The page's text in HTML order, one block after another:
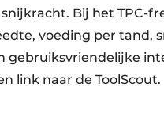
Bij het TPC-
voeding per tand,
gebruiksvriendelijke
link naar de ToolScout.